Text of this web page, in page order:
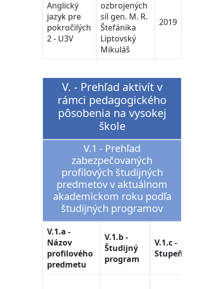
Anglický
jazyk pre
pokročilých
2 - U3V
ozbrojených
síl gen. M. R.
Štefánika
Liptovský
Mikuláš
2019
V. - Prehľad aktivít v
rámci pedagogického
pôsobenia na vysokej
škole
V.1 - Prehľad
zabezpečovaných
profilových študijných
predmetov v aktuálnom
akademickom roku podľa
študijných programov
V.1.a -
Názov
profilového
predmetu
V.1.b -
Študijný
program
V.1.c -
Stupeň